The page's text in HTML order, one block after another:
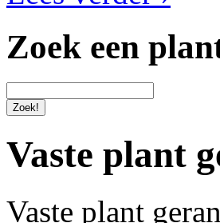
Zoek een
Vaste plant
Vaste plant